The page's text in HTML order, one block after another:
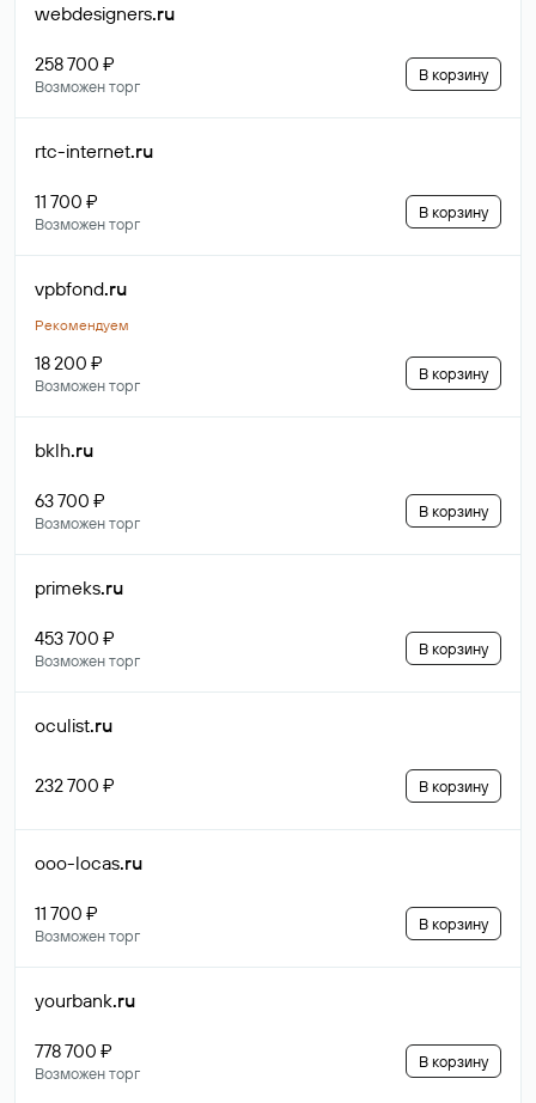
webdesigners.ru
258 700 ₽
Возможен торг
В корзину
rtc-internet.ru
11 700 ₽
Возможен торг
В корзину
vpbfond.ru
Рекомендуем
18 200 ₽
Возможен торг
В корзину
bklh.ru
63 700 ₽
Возможен торг
В корзину
primeks.ru
453 700 ₽
Возможен торг
В корзину
oculist.ru
232 700 ₽ В корзину
ooo-locas.ru
11 700 ₽
Возможен торг
В корзину
yourbank.ru
778 700 ₽
Возможен торг
В корзину